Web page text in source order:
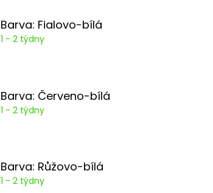
Barva: Fialovo-bílá
1 - 2 týdny
Barva: Červeno-bílá
1 - 2 týdny
Barva: Růžovo-bílá
1 - 2 týdny